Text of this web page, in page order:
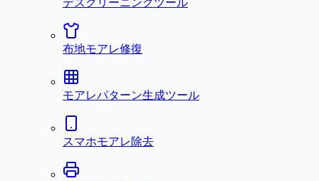
デスクリーニングツール
布地モアレ修復
モアレパターン生成ツール
スマホモアレ除去